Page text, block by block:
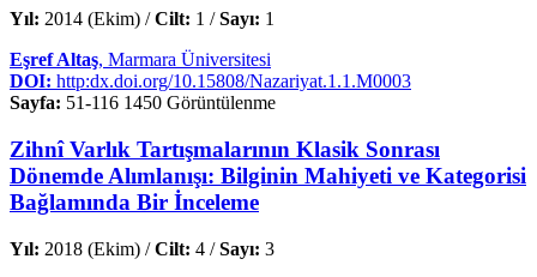
Yıl: 2014 (Ekim) /Cilt: 1 /Sayı: 1
Eşref Altaş, Marmara Üniversitesi
DOI: http:dx.doi.org/10.15808/Nazariyat.1.1.M0003
Sayfa: 51-116 1450 Görüntülenme
Zihnî Varlık Tartışmalarının Klasik Sonrası
Dönemde Alımlanışı: Bilginin Mahiyeti ve Kategorisi
Bağlamında Bir İnceleme
Yıl: 2018 (Ekim) /Cilt: 4 /Sayı: 3